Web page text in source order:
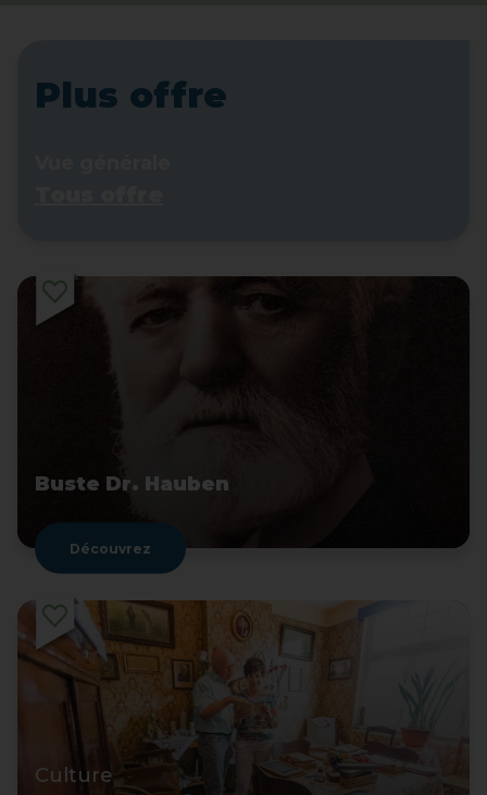
Plus offre
Buste Dr. Hauben
Découvrez
Culture